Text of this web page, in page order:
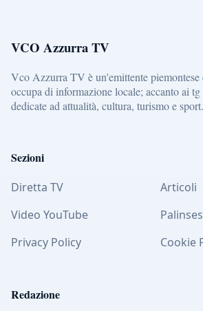
VCO Azzurra TV
Vco Azzurra TV è un'emittente piemontese
occupa di informazione locale; accanto ai
dedicate ad attualità, cultura, turismo e sport.
Sezioni
Diretta TV
Articoli
Video YouTube
Privacy Policy
Cookie
Redazione